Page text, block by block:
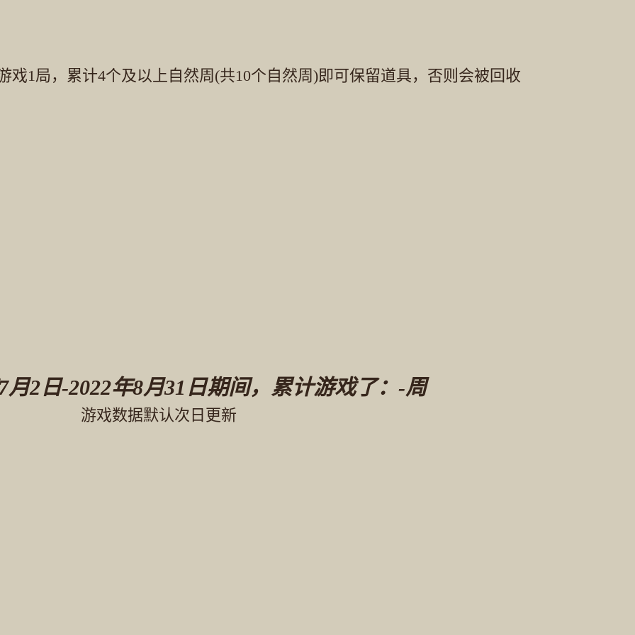
戏1局，累计4个及以上 自然周(共10个自然周)即可保留道具，否则会被回收
月2日-2022年8月31日期间，累计游戏了： -周
游戏数据默认次日更新